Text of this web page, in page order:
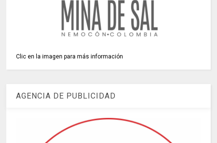
Clic en la imagen para más información
AGENCIA DE PUBLICIDAD